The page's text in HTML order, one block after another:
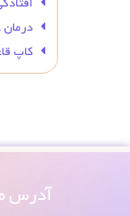
درمان
کاپ
آدرس